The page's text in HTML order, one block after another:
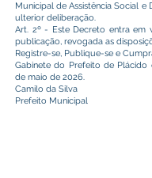
Municipal de Assistência Social e
ulterior deliberação.
Art. 2º - Este Decreto entra em
publicação, revogada as
Registre-se, Publique-se e
Gabinete do Prefeito de Plácido
de maio de 2026.
Camilo da Silva
Prefeito Municipal